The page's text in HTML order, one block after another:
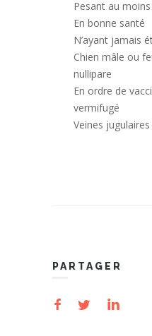
Pesant au
En bonne santé
N’ayant jamais
Chien mâle ou
nullipare
En ordre de
vermifugé
Veines
PARTAGER